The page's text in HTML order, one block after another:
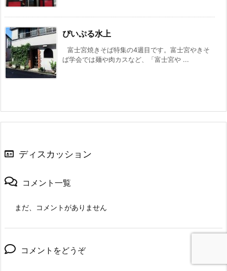
ぴいぷる水上
富士宮焼きそば特集の4週目です。富士宮やきそ
ば学会では麺や肉カスなど、「富士宮や ...
ディスカッション
コメント一覧
まだ、コメントがありません
コメントをどうぞ